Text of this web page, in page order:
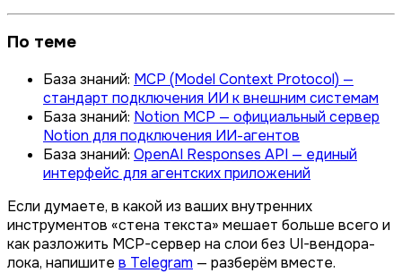
По теме
База знаний: MCP (Model Context Protocol) —
стандарт подключения ИИ к внешним системам
База знаний: Notion MCP — официальный сервер
Notion для подключения ИИ-агентов
База знаний: OpenAI Responses API — единый
интерфейс для агентских приложений
Если думаете, в какой из ваших внутренних
инструментов «стена текста» мешает больше всего и
как разложить MCP-сервер на слои без UI-вендора-
лока, напишите в Telegram — разберём вместе.